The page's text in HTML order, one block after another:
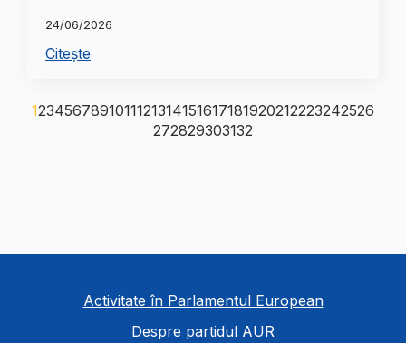
24/06/2026
Citește
1234567891011121314151617181920212223242526
272829303132
Activitate în Parlamentul European
Despre partidul AUR